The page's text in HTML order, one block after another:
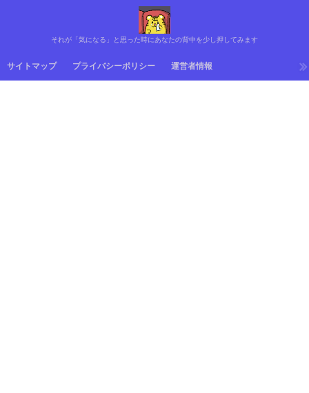
それが「気になる」と思った時にあなたの背中を少し押してみます
サイトマップ プライバシーポリシー 運営者情報